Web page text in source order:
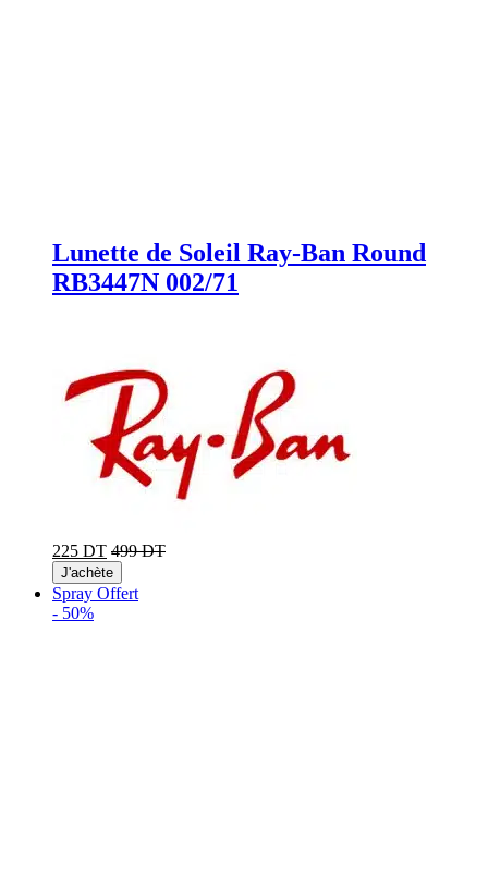
Lunette de Soleil Ray-Ban Round
RB3447N 002/71
225 DT 499 DT
J'achète
Spray Offert
- 50%